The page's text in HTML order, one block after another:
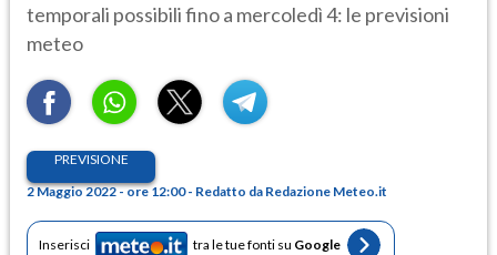
temporali possibili fino a mercoledì 4: le previsioni
meteo
PREVISIONE
2 Maggio 2022 - ore 12:00 - Redatto da Redazione Meteo.it
Inserisci tra le tue fonti su Google